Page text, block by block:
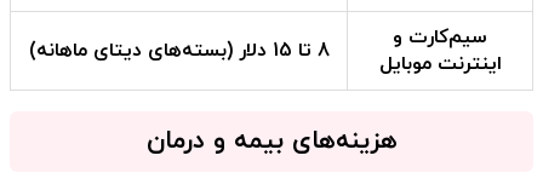
سیم‌کارت و
اینترنت موبایل
8 تا 15 دلار (بسته‌های دیتای ماهانه)
هزینه‌های بیمه و درمان